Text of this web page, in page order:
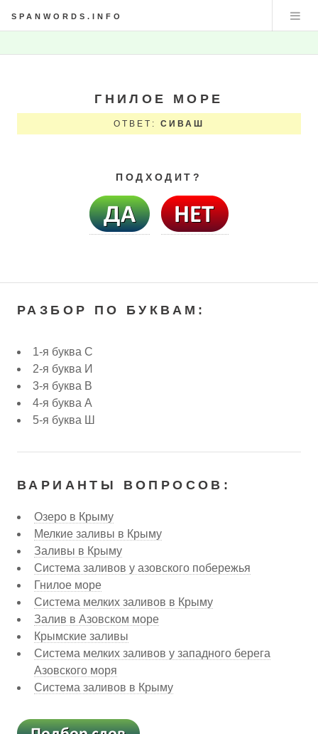
SPANWORDS.INFO
ГНИЛОЕ МОРЕ
ОТВЕТ:СИВАШ
ПОДХОДИТ?
РАЗБОР ПО БУКВАМ:
1-я буква С
2-я буква И
3-я буква В
4-я буква А
5-я буква Ш
ВАРИАНТЫ ВОПРОСОВ:
Озеро в Крыму
Мелкие заливы в Крыму
Заливы в Крыму
Система заливов у азовского побережья
Гнилое море
Система мелких заливов в Крыму
Залив в Азовском море
Крымские заливы
Система мелких заливов у западного берега
Азовского моря
Система заливов в Крыму